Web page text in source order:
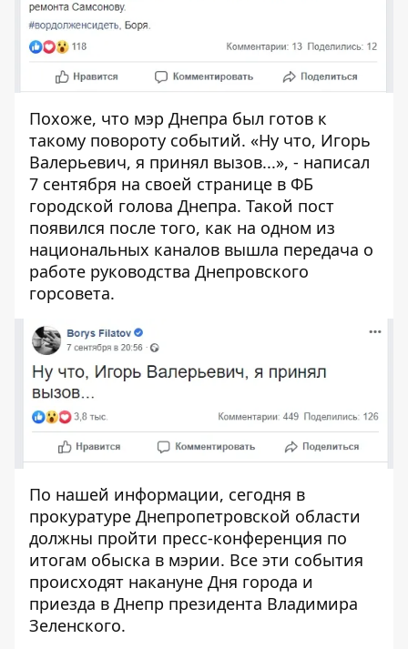
Похоже, что мэр Днепра был готов к
такому повороту событий. «Ну что, Игорь
Валерьевич, я принял вызов...», - написал
7 сентября на своей странице в ФБ
городской голова Днепра. Такой пост
появился после того, как на одном из
национальных каналов вышла передача о
работе руководства Днепровского
горсовета.
По нашей информации, сегодня в
прокуратуре Днепропетровской области
должны пройти пресс-конференция по
итогам обыска в мэрии. Все эти события
происходят накануне Дня города и
приезда в Днепр президента Владимира
Зеленского.